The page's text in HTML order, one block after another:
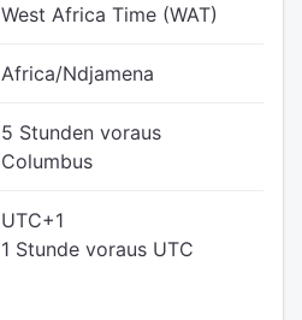
West Africa Time (WAT)
Africa/Ndjamena
5 Stunden voraus
Columbus
UTC+1
1 Stunde voraus UTC